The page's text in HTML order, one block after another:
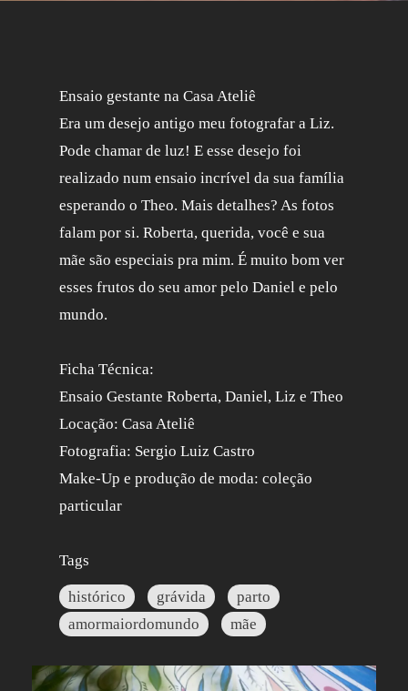
Ensaio gestante na Casa Ateliê
Era um desejo antigo meu fotografar a Liz.
Pode chamar de luz! E esse desejo foi
realizado num ensaio incrível da sua família
esperando o Theo. Mais detalhes? As fotos
falam por si. Roberta, querida, você e sua
mãe são especiais pra mim. É muito bom ver
esses frutos do seu amor pelo Daniel e pelo
mundo.
Ficha Técnica:
Ensaio Gestante Roberta, Daniel, Liz e Theo
Locação: Casa Ateliê
Fotografia: Sergio Luiz Castro
Make-Up e produção de moda: coleção
particular
Tags
histórico grávida
parto
amormaiordomundo
mãe